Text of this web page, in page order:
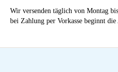
Wir versenden täglich von Montag
bei Zahlung per Vorkasse beginnt